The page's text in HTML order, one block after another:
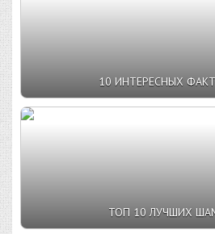
10 ИНТЕРЕСНЫХ
ТОП 10 ЛУЧШИХ